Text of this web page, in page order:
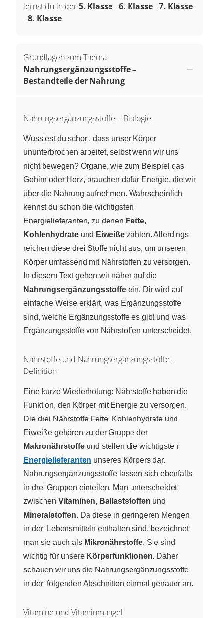
lernst du in der5. Klasse-6. Klasse-7. Klasse
-8. Klasse
Grundlagen zum Thema
Nahrungsergänzungsstoffe –
Bestandteile der Nahrung
Nahrungsergänzungsstoffe – Biologie
Wusstest du schon, dass unser Körper
ununterbrochen arbeitet, selbst wenn wir uns
nicht bewegen? Organe, wie zum Beispiel das
Gehirn oder Herz, brauchen dafür Energie, die wir
über die Nahrung aufnehmen. Wahrscheinlich
kennst du schon die wichtigsten
Energielieferanten, zu denen Fette,
Kohlenhydrate und Eiweiße zählen. Allerdings
reichen diese drei Stoffe nicht aus, um unseren
Körper umfassend mit Nährstoffen zu versorgen.
In diesem Text gehen wir näher auf die
Nahrungsergänzungsstoffe ein. Dir wird auf
einfache Weise erklärt, was Ergänzungsstoffe
sind, welche Ergänzungsstoffe es gibt und was
Ergänzungsstoffe von Nährstoffen unterscheidet.
Nährstoffe und Nahrungsergänzungsstoffe –
Definition
Eine kurze Wiederholung: Nährstoffe haben die
Funktion, den Körper mit Energie zu versorgen.
Die drei Nährstoffe Fette, Kohlenhydrate und
Eiweiße gehören zu der Gruppe der
Makronährstoffe und stellen die wichtigsten
Energielieferanten unseres Körpers dar.
Nahrungsergänzungsstoffe lassen sich ebenfalls
in drei Gruppen einteilen. Man unterscheidet
zwischen Vitaminen, Ballaststoffen und
Mineralstoffen. Da diese in geringeren Mengen
in den Lebensmitteln enthalten sind, bezeichnet
man sie auch als Mikronährstoffe. Sie sind
wichtig für unsere Körperfunktionen. Daher
schauen wir uns die Nahrungsergänzungsstoffe
in den folgenden Abschnitten einmal genauer an.
Vitamine und Vitaminmangel